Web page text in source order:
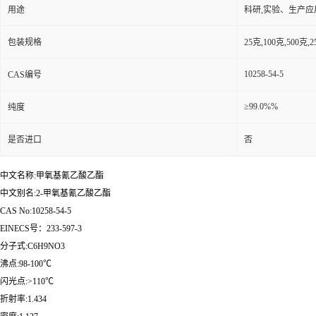
用途 科研,实验、生产应
包装规格 25克,100克,500克
CAS编号 10258-54-5
纯度 ≥99.0%%
是否进口 否
中文名称:甲氧基氰乙酸乙酯
中文别名:2-甲氧基氰乙酸乙酯
CAS No:10258-54-5
EINECS号：233-597-3
分子式:C6H9NO3
沸点:98-100℃
闪光点:>110℃
折射率:1.434